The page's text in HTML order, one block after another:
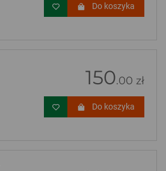
Do koszyka
150.00 zł
Do koszyka